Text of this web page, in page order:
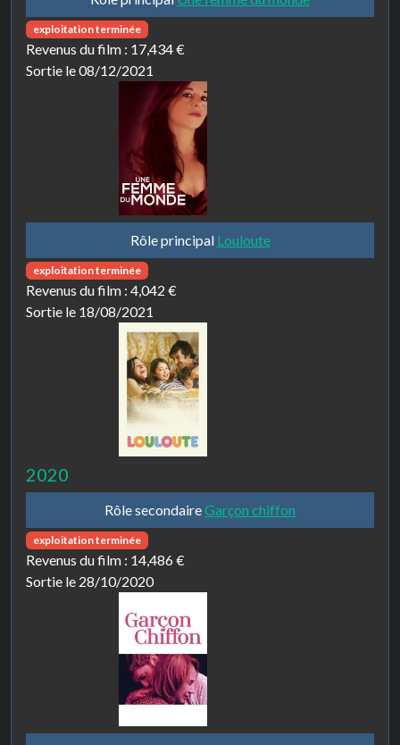
exploitation terminée
Revenus du film : 17,434 €
Sortie le 08/12/2021
Rôle principal Louloute
exploitation terminée
Revenus du film : 4,042 €
Sortie le 18/08/2021
2020
Rôle secondaireGarçon chiffon
exploitation terminée
Revenus du film : 14,486 €
Sortie le 28/10/2020